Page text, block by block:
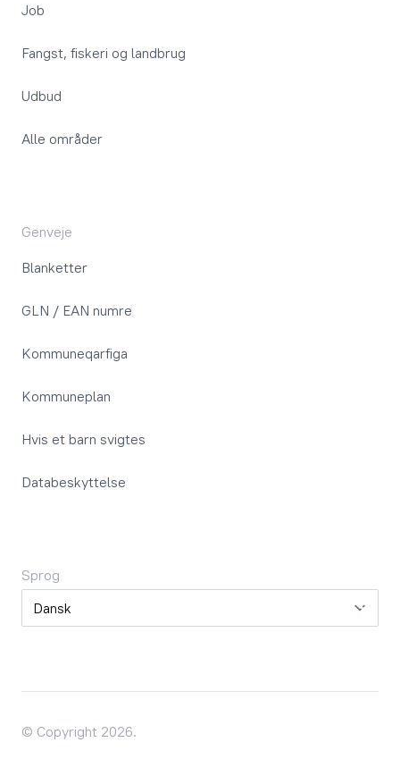
Job
Fangst, fiskeri og landbrug
Udbud
Alle områder
Genveje
Blanketter
GLN / EAN numre
Kommuneqarfiga
Kommuneplan
Hvis et barn svigtes
Databeskyttelse
Sprog
Sprog
© Copyright 2026.